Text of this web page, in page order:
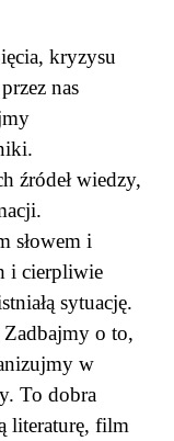
kryzysu
nas
źródeł wiedzy,
słowem i
i cierpliwie
sytuację.
o to,
w
To dobra
literaturę, film